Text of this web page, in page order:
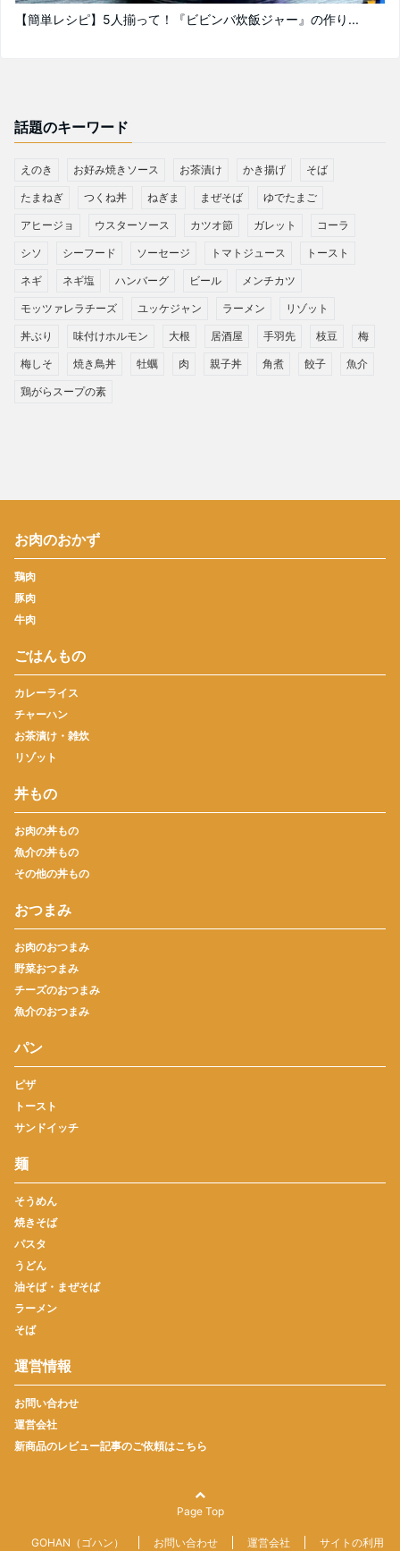
【簡単レシピ】5人揃って！『ビビンバ炊飯ジャー』の作り...
話題のキーワード
えのき お好み焼きソース お茶漬け かき揚げ そば
たまねぎ つくね丼 ねぎま まぜそば ゆでたまご
アヒージョ ウスターソース カツオ節 ガレット コーラ
シソ シーフード ソーセージ トマトジュース トースト
ネギ ネギ塩 ハンバーグ ビール メンチカツ
モッツァレラチーズ ユッケジャン ラーメン リゾット
丼ぶり 味付けホルモン 大根 居酒屋 手羽先 枝豆 梅
梅しそ 焼き鳥丼 牡蠣 肉 親子丼 角煮 餃子 魚介
鶏がらスープの素
お肉のおかず
鶏肉
豚肉
牛肉
ごはんもの
カレーライス
チャーハン
お茶漬け・雑炊
リゾット
丼もの
お肉の丼もの
魚介の丼もの
その他の丼もの
おつまみ
お肉のおつまみ
野菜おつまみ
チーズのおつまみ
魚介のおつまみ
パン
ピザ
トースト
サンドイッチ
麺
そうめん
焼きそば
パスタ
うどん
油そば・まぜそば
ラーメン
そば
運営情報
お問い合わせ
運営会社
新商品のレビュー記事のご依頼はこちら
Page Top
GOHAN（ゴハン） お問い合わせ 運営会社 サイトの利用